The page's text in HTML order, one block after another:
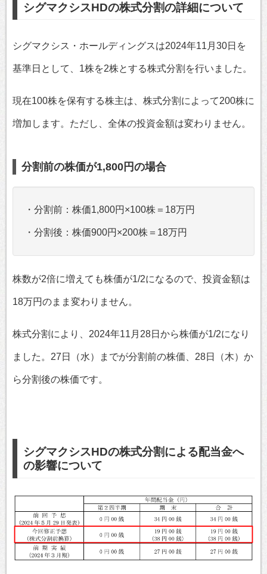
シグマクシスHDの株式分割の詳細について
シグマクシス・ホールディングスは2024年11月30日を
基準日として、1株を2株とする株式分割を行いました。
現在100株を保有する株主は、株式分割によって200株に
増加します。ただし、全体の投資金額は変わりません。
分割前の株価が1,800円の場合
・分割前：株価1,800円×100株＝18万円
・分割後：株価900円×200株＝18万円
株数が2倍に増えても株価が1/2になるので、投資金額は
18万円のまま変わりません。
株式分割により、2024年11月28日から株価が1/2になり
ました。27日（水）までが分割前の株価、28日（木）か
ら分割後の株価です。
シグマクシスHDの株式分割による配当金へ
の影響について